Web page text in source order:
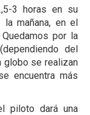
3 horas en su
la mañana, en el
por la
del
globo se realizan
encuentra más
piloto dará una